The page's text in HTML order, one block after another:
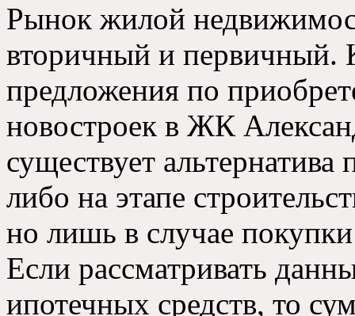
Рынок жилой
вторичный и первичный.
предложения по
новостроек в ЖК
существует
либо на этапе
но лишь в случае
Если рассматривать
ипотечных средств, то